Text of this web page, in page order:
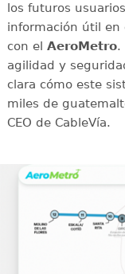
los futuros
información útil en
con el AeroMetro.
agilidad y
clara cómo este
miles de
CEO de CableVía.